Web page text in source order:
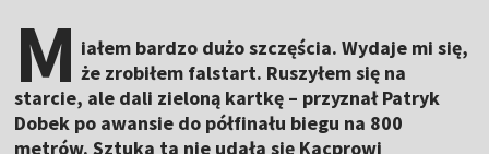
M iałem bardzo dużo szczęścia. Wydaje mi się,
że zrobiłem falstart. Ruszyłem się na
starcie, ale dali zieloną kartkę – przyznał Patryk
Dobek po awansie do półfinału biegu na 800
metrów. Sztuka ta nie udała się Kacprowi